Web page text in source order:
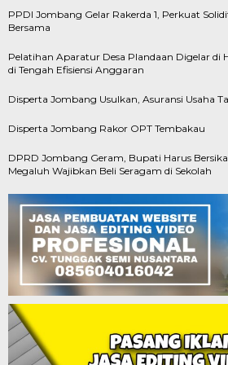
PPDI Jombang Gelar Rakerda 1, Perkuat
Bersama
Pelatihan Aparatur Desa Plandaan Digelar di
di Tengah Efisiensi Anggaran
Disperta Jombang Usulkan, Asuransi Usaha
Disperta Jombang Rakor OPT Tembakau
DPRD Jombang Geram, Bupati Harus
Megaluh Wajibkan Beli Seragam di Sekolah